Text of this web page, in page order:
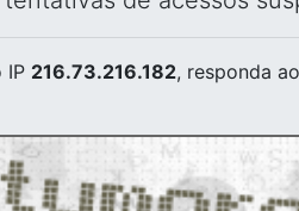
IP 216.73.216.182, responda